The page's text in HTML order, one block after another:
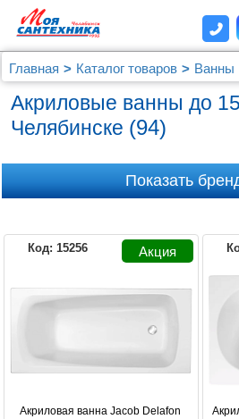
Главная Каталог товаров Ванны
Ванны до 150 см
Акриловые ванны до
Челябинске (94)
1MARKA
Показать
Код: 15256
Акриловая ванна Jacob Delafon